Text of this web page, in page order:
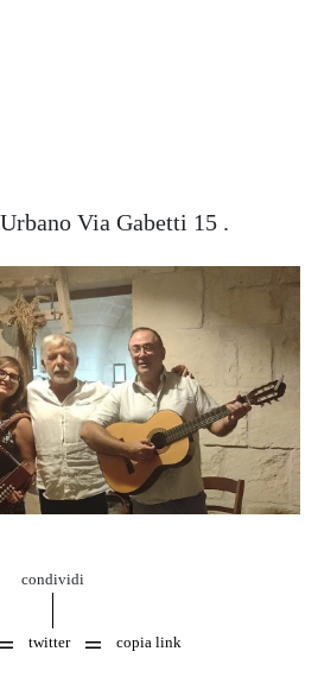
Via Gabetti 15 .
condividi
twitter copia link